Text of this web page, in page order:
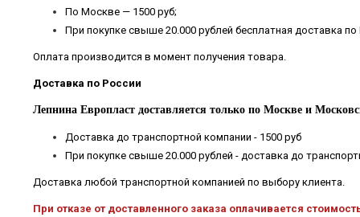
По Москве — 1500 руб;
При покупке свыше 20.000 рублей бесплатная доставка
Оплата производится в момент получения товара.
Доставка по России
Лепнина Европласт доставляется только по Москве и
Доставка до транспортной компании - 1500 руб
При покупке свыше 20.000 рублей - доставка до
Доставка любой транспортной компанией по выбору клиента.
При отказе от доставленного заказа оплачивается